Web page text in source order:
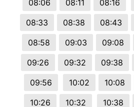
08:06 08:11 08:16
08:33
08:38 08:43
08:58
09:03 09:08
09:26
09:32 09:38
09:56
10:02 10:08
10:26
10:32 10:38